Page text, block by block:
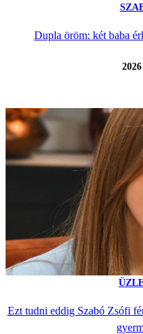
Dupla öröm: két baba
Ezt tudni eddig Szabó Zsófi